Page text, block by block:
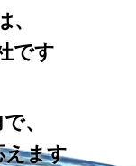
、
です
、
えます